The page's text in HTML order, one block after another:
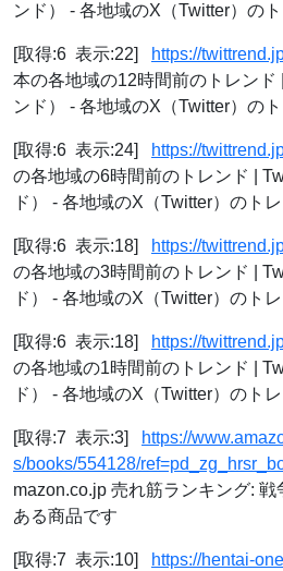
ンド） - 各地域のX（Twitter）の
[取得:6 表示:22] https://
本の各地域の12時間前のトレンド
ンド） - 各地域のX（Twitter）の
[取得:6 表示:24] https://
の各地域の6時間前のトレンド |
ド） - 各地域のX（Twitter）のト
[取得:6 表示:18] https://
の各地域の3時間前のトレンド |
ド） - 各地域のX（Twitter）のト
[取得:6 表示:18] https://
の各地域の1時間前のトレンド |
ド） - 各地域のX（Twitter）のト
[取得:7 表示:3]
https://
s/books/554128/
mazon.co.jp 売れ筋ランキング:
ある商品です
[取得:7 表示:10]
https://hentai-